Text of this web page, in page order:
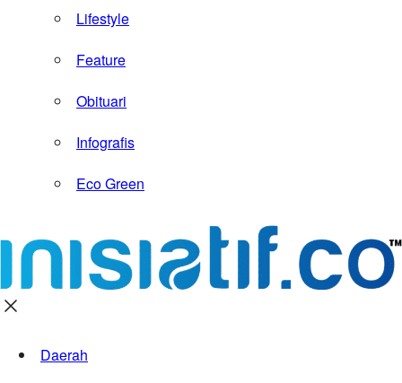
Lifestyle
Feature
Obituari
Infografis
Eco Green
Daerah